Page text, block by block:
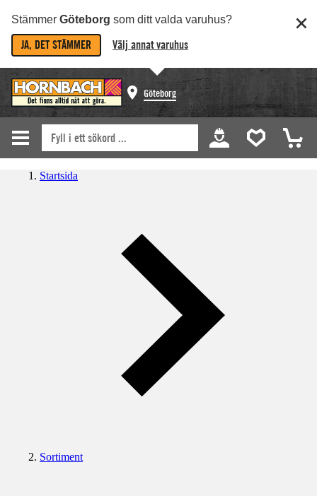
Stämmer Göteborg som ditt valda varuhus?
JA, DET STÄMMER Välj annat varuhus
Göteborg
Startsida
Sortiment